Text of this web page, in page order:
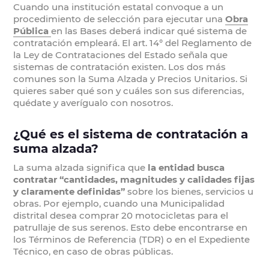
Cuando una institución estatal convoque a un
procedimiento de selección para ejecutar unaObra
Pública en las Bases deberá indicar qué sistema de
contratación empleará. El art. 14° del Reglamento de
la Ley de Contrataciones del Estado señala que
sistemas de contratación existen. Los dos más
comunes son la Suma Alzada y Precios Unitarios. Si
quieres saber qué son y cuáles son sus diferencias,
quédate y averígualo con nosotros.
¿Qué es el sistema de contratación a
suma alzada?
La suma alzada significa que la entidad busca
contratar “cantidades, magnitudes y calidades fijas
y claramente definidas” sobre los bienes, servicios u
obras. Por ejemplo, cuando una Municipalidad
distrital desea comprar 20 motocicletas para el
patrullaje de sus serenos. Esto debe encontrarse en
los Términos de Referencia (TDR) o en el Expediente
Técnico, en caso de obras públicas.